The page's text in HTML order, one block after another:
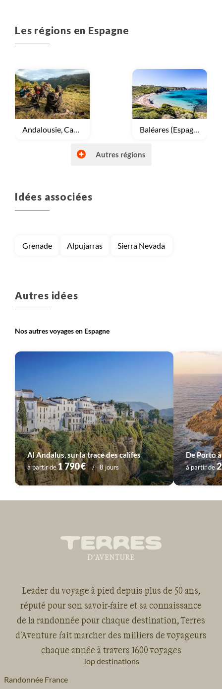
Les régions en Espagne
Voyage
Andalousie, Castille Voyage
Baléares (Espagne)
Voyage
Canaries (Espagne)
Autres régions
Idées associées
Grenade Alpujarras Sierra Nevada
Autres idées
Nos autres voyages en Espagne
Al Andalus, sur la trace des califes
à partir de1 790 € 8 jours à partir de
Leader du voyage à pied depuis plus de 50 ans,
réputé pour son savoir-faire et sa connaissance
de la randonnée pour chaque destination, Terres
d'Aventure fait marcher des milliers de voyageurs
chaque année à travers 1600 voyages
Top destinations
Randonnée France